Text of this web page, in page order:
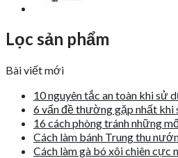
Lọc sản phẩm
Bài viết mới
10 nguyên tắc an toàn khi sử
6 vấn đề thường gặp nhất
16 cách phòng tránh những
Cách làm bánh Trung thu
Cách làm gà bó xôi chiên cực